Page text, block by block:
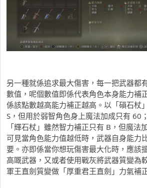
另一種就係追求最大傷害，每一把武器都
數值，呢個數值即係代表角色本身能力補
係該點數越高能力補正越高。以「磒石杖
S，但用於弱智角色身上魔法加成只有 60
「輝石杖」雖然智力補正只有 B，但魔法
可見當角色能力值越低時，武器自身能力
要。亦即係當你想玩傷害最大化時，應該
高嘅武器，又或者使用戰灰將武器質變為
軍王直劍質變做「厚重君王直劍」力氣補